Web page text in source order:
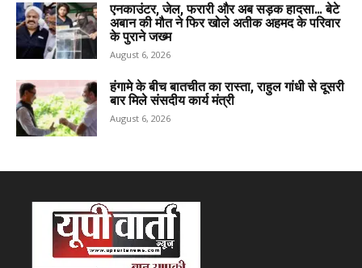
एनकाउंटर, जेल, फरारी और अब सड़क हादसा… बेटे
अबान की मौत ने फिर खोले अतीक अहमद के परिवार
के पुराने जख्म
August 6, 2026
हंगामे के बीच बातचीत का रास्ता, राहुल गांधी से दूसरी
बार मिले संसदीय कार्य मंत्री
August 6, 2026